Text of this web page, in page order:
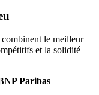
combinent le meilleur
et la solidité
Paribas